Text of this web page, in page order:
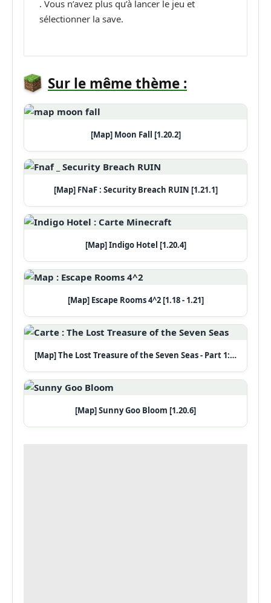
. Vous n’avez plus qu’à lancer le jeu et
sélectionner la save.
Sur le même thème :
[Map] Moon Fall [1.20.2]
[Map] FNaF : Security Breach RUIN [1.21.1]
[Map] Indigo Hotel [1.20.4]
[Map] Escape Rooms 4^2 [1.18 - 1.21]
[Map] The Lost Treasure of the Seven Seas - Part 1:…
[Map] Sunny Goo Bloom [1.20.6]